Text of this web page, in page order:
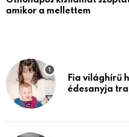
amikor a mellettem
Fia világhírű
édesanyja